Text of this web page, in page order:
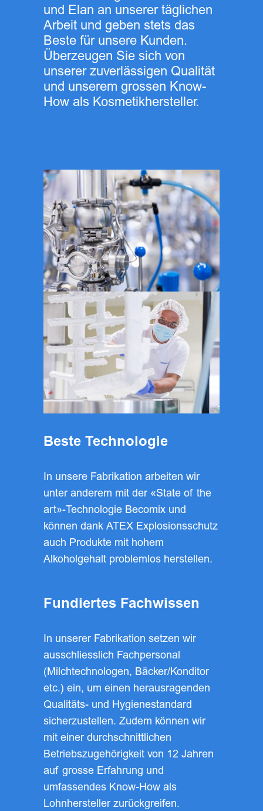
und Elan an unserer täglichen
Arbeit und geben stets das
Beste für unsere Kunden.
Überzeugen Sie sich von
unserer zuverlässigen Qualität
und unserem grossen Know-
How als Kosmetikhersteller.
Beste Technologie
In unsere Fabrikation arbeiten wir
unter anderem mit der «State of the
art»-Technologie Becomix und
können dank ATEX Explosionsschutz
auch Produkte mit hohem
Alkoholgehalt problemlos herstellen.
Fundiertes Fachwissen
In unserer Fabrikation setzen wir
ausschliesslich Fachpersonal
(Milchtechnologen, Bäcker/Konditor
etc.) ein, um einen herausragenden
Qualitäts- und Hygienestandard
sicherzustellen. Zudem können wir
mit einer durchschnittlichen
Betriebszugehörigkeit von 12 Jahren
auf grosse Erfahrung und
umfassendes Know-How als
Lohnhersteller zurückgreifen.